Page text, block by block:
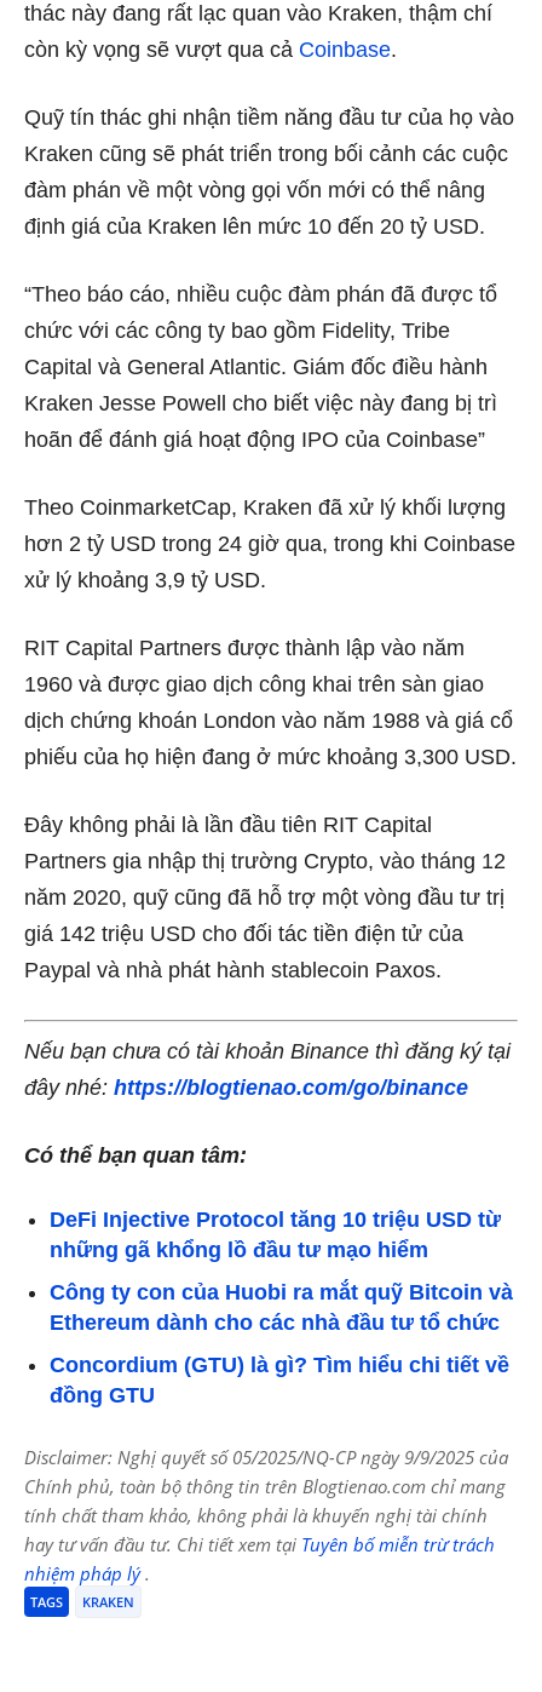
thác này đang rất lạc quan vào Kraken, thậm chí
còn kỳ vọng sẽ vượt qua cả Coinbase.
Quỹ tín thác ghi nhận tiềm năng đầu tư của họ vào
Kraken cũng sẽ phát triển trong bối cảnh các cuộc
đàm phán về một vòng gọi vốn mới có thể nâng
định giá của Kraken lên mức 10 đến 20 tỷ USD.
“Theo báo cáo, nhiều cuộc đàm phán đã được tổ
chức với các công ty bao gồm Fidelity, Tribe
Capital và General Atlantic. Giám đốc điều hành
Kraken Jesse Powell cho biết việc này đang bị trì
hoãn để đánh giá hoạt động IPO của Coinbase”
Theo CoinmarketCap, Kraken đã xử lý khối lượng
hơn 2 tỷ USD trong 24 giờ qua, trong khi Coinbase
xử lý khoảng 3,9 tỷ USD.
RIT Capital Partners được thành lập vào năm
1960 và được giao dịch công khai trên sàn giao
dịch chứng khoán London vào năm 1988 và giá cổ
phiếu của họ hiện đang ở mức khoảng 3,300 USD.
Đây không phải là lần đầu tiên RIT Capital
Partners gia nhập thị trường Crypto, vào tháng 12
năm 2020, quỹ cũng đã hỗ trợ một vòng đầu tư trị
giá 142 triệu USD cho đối tác tiền điện tử của
Paypal và nhà phát hành stablecoin Paxos.
Nếu bạn chưa có tài khoản Binance thì đăng ký tại
đây nhé: https://blogtienao.com/go/binance
Có thể bạn quan tâm:
DeFi Injective Protocol tăng 10 triệu USD từ
những gã khổng lồ đầu tư mạo hiểm
Công ty con của Huobi ra mắt quỹ Bitcoin và
Ethereum dành cho các nhà đầu tư tổ chức
Concordium (GTU) là gì? Tìm hiểu chi tiết về
đồng GTU
Disclaimer: Nghị quyết số 05/2025/NQ-CP ngày 9/9/2025 của
Chính phủ, toàn bộ thông tin trên Blogtienao.com chỉ mang
tính chất tham khảo, không phải là khuyến nghị tài chính
hay tư vấn đầu tư. Chi tiết xem tại Tuyên bố miễn trừ trách
nhiệm pháp lý.
TAGS KRAKEN